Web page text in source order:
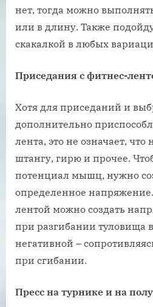
нет, тогда можно
или в длину. Также
скакалкой в любых
Приседания с фитнес-
Хотя для приседаний и
дополнительно
лента, это не означает, что
штангу, гирю и прочее.
потенциал мышц, нужно
определенное
лентой можно создать
при разгибании туловища
негативной –
при сгибании.
Пресс на турнике и на